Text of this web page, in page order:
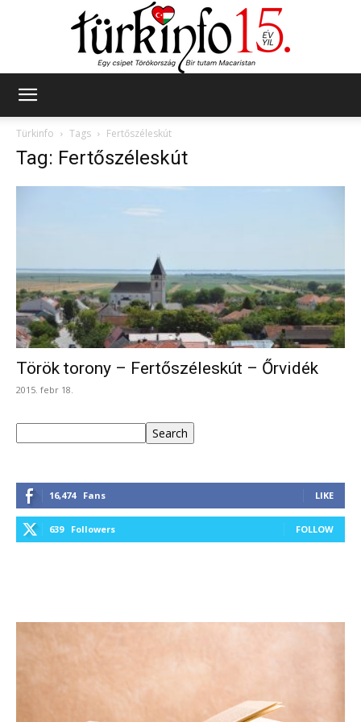
Türkinfo
Tags Fertőszéleskút
Tag: Fertőszéleskút
Török torony – Fertőszéleskút – Őrvidék
2015. febr 18.
Search
16,474 Fans LIKE
639 Followers FOLLOW